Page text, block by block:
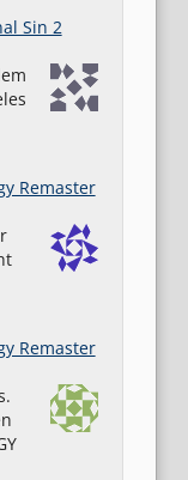
Sin 2
Remaster
Remaster